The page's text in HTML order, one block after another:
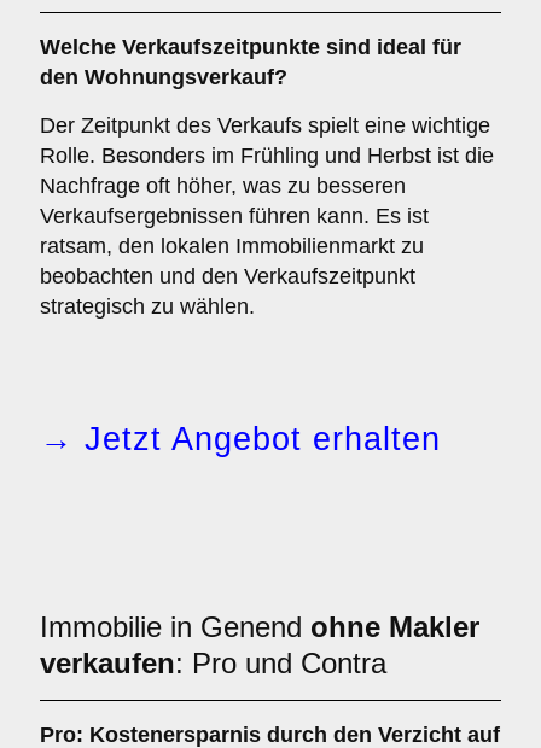
Welche Verkaufszeitpunkte sind ideal für
den Wohnungsverkauf?
Der Zeitpunkt des Verkaufs spielt eine wichtige
Rolle. Besonders im Frühling und Herbst ist die
Nachfrage oft höher, was zu besseren
Verkaufsergebnissen führen kann. Es ist
ratsam, den lokalen Immobilienmarkt zu
beobachten und den Verkaufszeitpunkt
strategisch zu wählen.
→ Jetzt Angebot erhalten
Immobilie in Genend ohne Makler
verkaufen: Pro und Contra
Pro: Kostenersparnis durch den Verzicht auf